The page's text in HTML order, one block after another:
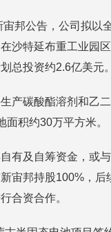
邦公告，公司拟以
沙特延布重工业园
总投资约2.6亿美元。
产碳酸酯溶剂和乙
面积约30万平方米。
有及自筹资金，或
宙邦持股100%，后
合资合作。